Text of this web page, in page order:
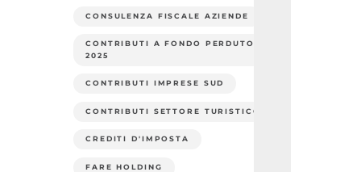
CONSULENZA FISCALE AZIENDE
CONTRIBUTI A FONDO PERDUTO
2025
CONTRIBUTI IMPRESE SUD
CONTRIBUTI SETTORE TURISTICO
CREDITI D'IMPOSTA
FARE HOLDING